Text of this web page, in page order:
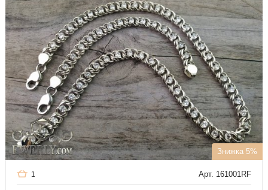
Знижка 5%
Арт. 161001RF
1